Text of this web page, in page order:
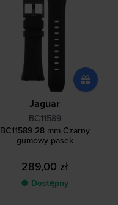
Jaguar
BC11589
BC11589 28 mm Czarny
gumowy pasek
289,00 zł
● Dostępny